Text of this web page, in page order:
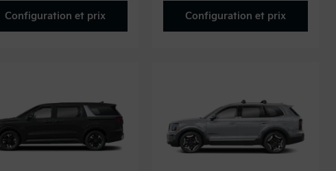
Configuration et prix Configuration et prix